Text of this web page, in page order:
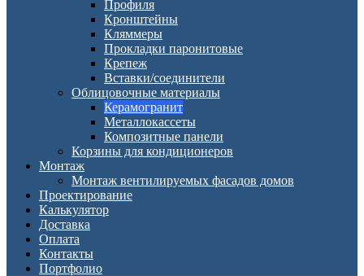
Профиля
Кронштейны
Кляммеры
Прокладки паронитовые
Крепеж
Вставки/соединители
Облицовочные материалы
Керамогранит
Металлокассеты
Композитные панели
Корзины для кондиционеров
Монтаж
Монтаж вентилируемых фасадов домов
Проектирование
Калькулятор
Доставка
Оплата
Контакты
Портфолио